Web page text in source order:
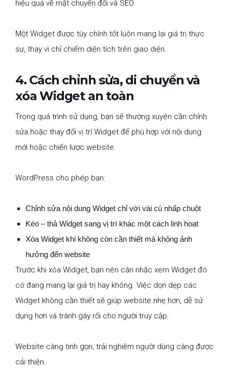
hiệu quả về mặt chuyển đổi và SEO.
Một Widget được tùy chỉnh tốt luôn mang lại giá trị thực
sự, thay vì chỉ chiếm diện tích trên giao diện.
4. Cách chỉnh sửa, di chuyển và
xóa Widget an toàn
Trong quá trình sử dụng, bạn sẽ thường xuyên cần chỉnh
sửa hoặc thay đổi vị trí Widget để phù hợp với nội dung
mới hoặc chiến lược website.
WordPress cho phép bạn:
Chỉnh sửa nội dung Widget chỉ với vài cú nhấp chuột
Kéo – thả Widget sang vị trí khác một cách linh hoạt
Xóa Widget khi không còn cần thiết mà không ảnh
hưởng đến website
Trước khi xóa Widget, bạn nên cân nhắc xem Widget đó
có đang mang lại giá trị hay không. Việc dọn dẹp các
Widget không cần thiết sẽ giúp website nhẹ hơn, dễ sử
dụng hơn và tránh gây rối cho người truy cập.
Website càng tinh gọn, trải nghiệm người dùng càng được
cải thiện.